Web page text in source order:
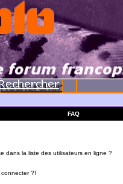
FAQ
dans la liste des utilisateurs en ligne ?
?!